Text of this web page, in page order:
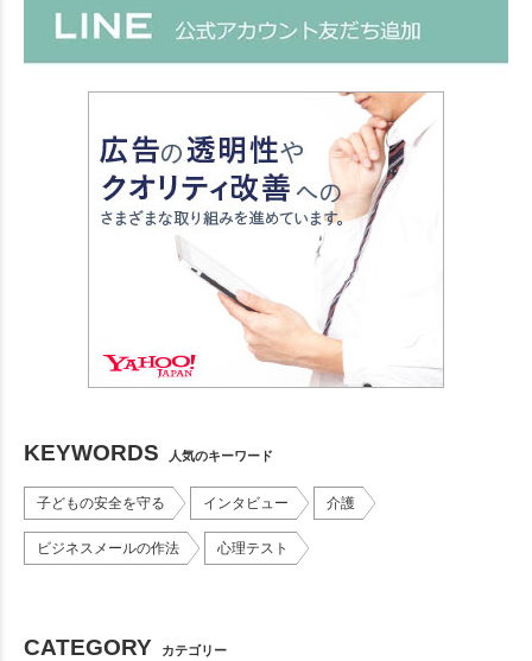
KEYWORDS 人気のキーワード
子どもの安全を守る インタビュー 介護
ビジネスメールの作法 心理テスト
CATEGORY カテゴリー